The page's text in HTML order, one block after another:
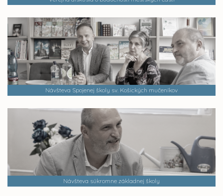
Návšteva Spojenej školy sv. Košických mučeníkov
Návšteva súkromne základnej školy